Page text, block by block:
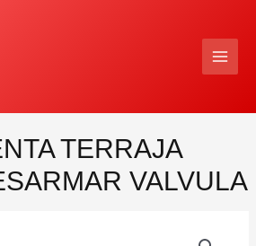
TERRAJA
VALVULA